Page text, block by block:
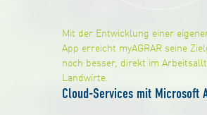
Mit der Entwicklung einer
App erreicht myAGRAR seine
noch besser, direkt im
Landwirte.
Cloud-Services mit Microsoft